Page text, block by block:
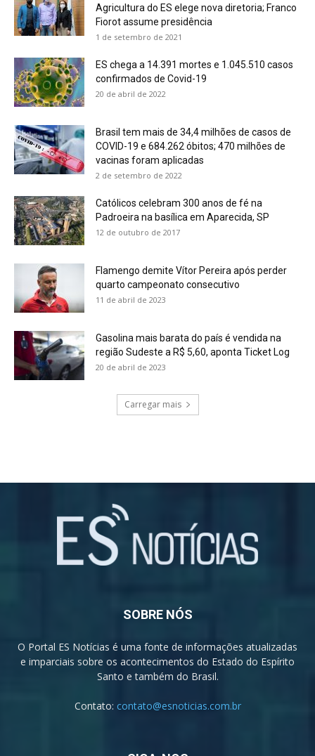
Agricultura do ES elege nova diretoria; Franco
Fiorot assume presidência
1 de setembro de 2021
ES chega a 14.391 mortes e 1.045.510 casos
confirmados de Covid-19
20 de abril de 2022
Brasil tem mais de 34,4 milhões de casos de
COVID-19 e 684.262 óbitos; 470 milhões de
vacinas foram aplicadas
2 de setembro de 2022
Católicos celebram 300 anos de fé na
Padroeira na basílica em Aparecida, SP
12 de outubro de 2017
Flamengo demite Vítor Pereira após perder
quarto campeonato consecutivo
11 de abril de 2023
Gasolina mais barata do país é vendida na
região Sudeste a R$ 5,60, aponta Ticket Log
20 de abril de 2023
Carregar mais
SOBRE NÓS
O Portal ES Notícias é uma fonte de informações atualizadas
e imparciais sobre os acontecimentos do Estado do Espírito
Santo e também do Brasil.
Contato: contato@esnoticias.com.br